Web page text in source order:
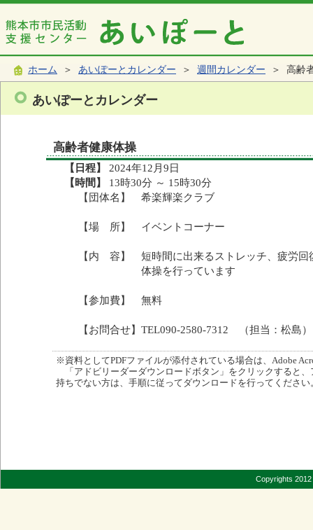
ホーム ＞ あいぽーとカレンダー ＞ 週間カレンダー ＞ 高齢
あいぽーとカレンダー
高齢者健康体操
【日程】
2024年12月9日
【時間】
13時30分 ～ 15時30分
【団体名】 希楽輝楽クラブ
【場 所】 イベントコーナー
【内 容】 短時間に出来るストレッチ、疲労回
体操を行っています
【参加費】 無料
【お問合せ】TEL090-2580-7312 （担当：松島）
※資料としてPDFファイルが添付されている場合は、Adobe
「アドビリーダーダウンロードボタン」をクリックすると
持ちでない方は、手順に従ってダウンロードを行ってください
Copyrights